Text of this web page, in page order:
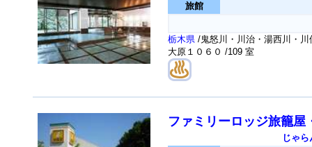
旅館
栃木県 /鬼怒川・川治・湯西川・
大原１０６０ /109 室
ファミリーロッジ旅籠屋
じゃら